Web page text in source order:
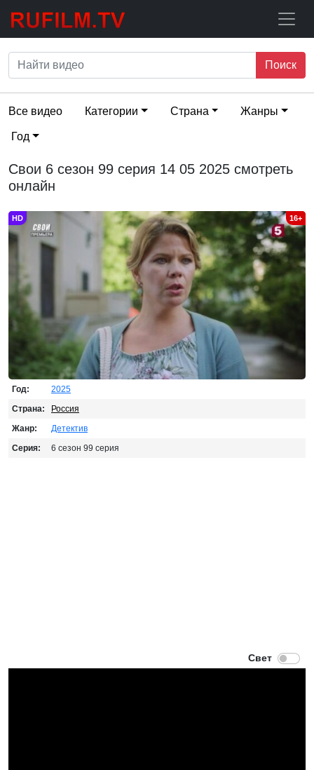
Поиск
Все видео Категории Страна Жанры
Год
Свои 6 сезон 99 серия 14 05 2025 смотреть
онлайн
HD 16+
Год:
2025
Страна:
Россия
Жанр:
Детектив
Серия:
6 сезон 99 серия